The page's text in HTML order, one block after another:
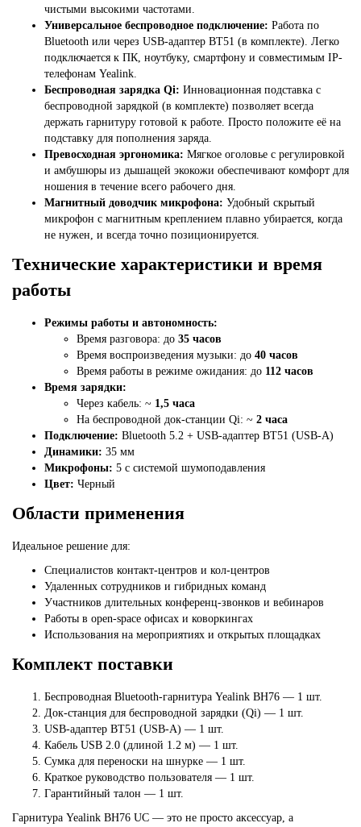
чистыми высокими частотами.
Универсальное беспроводное подключение: Работа по
Bluetooth или через USB-адаптер BT51 (в комплекте). Легко
подключается к ПК, ноутбуку, смартфону и совместимым IP-
телефонам Yealink.
Беспроводная зарядка Qi: Инновационная подставка с
беспроводной зарядкой (в комплекте) позволяет всегда
держать гарнитуру готовой к работе. Просто положите её на
подставку для пополнения заряда.
Превосходная эргономика: Мягкое оголовье с регулировкой
и амбушюры из дышащей экокожи обеспечивают комфорт для
ношения в течение всего рабочего дня.
Магнитный доводчик микрофона: Удобный скрытый
микрофон с магнитным креплением плавно убирается, когда
не нужен, и всегда точно позиционируется.
Технические характеристики и время
работы
Режимы работы и автономность:
Время разговора: до 35 часов
Время воспроизведения музыки: до 40 часов
Время работы в режиме ожидания: до 112 часов
Время зарядки:
Через кабель: ~ 1,5 часа
На беспроводной док-станции Qi: ~ 2 часа
Подключение: Bluetooth 5.2 + USB-адаптер BT51 (USB-A)
Динамики: 35 мм
Микрофоны: 5 с системой шумоподавления
Цвет: Черный
Области применения
Идеальное решение для:
Специалистов контакт-центров и кол-центров
Удаленных сотрудников и гибридных команд
Участников длительных конференц-звонков и вебинаров
Работы в open-space офисах и коворкингах
Использования на мероприятиях и открытых площадках
Комплект поставки
Беспроводная Bluetooth-гарнитура Yealink BH76 — 1 шт.
Док-станция для беспроводной зарядки (Qi) — 1 шт.
USB-адаптер BT51 (USB-A) — 1 шт.
Кабель USB 2.0 (длиной 1.2 м) — 1 шт.
Сумка для переноски на шнурке — 1 шт.
Краткое руководство пользователя — 1 шт.
Гарантийный талон — 1 шт.
Гарнитура Yealink BH76 UC — это не просто аксессуар, а